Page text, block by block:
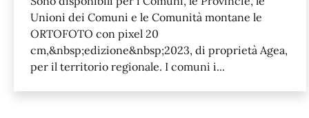
Unioni dei Comuni e le Comunità montane le
ORTOFOTO con pixel 20
cm,&nbsp;edizione&nbsp;2023, di proprietà Agea,
per il territorio regionale. I comuni i...